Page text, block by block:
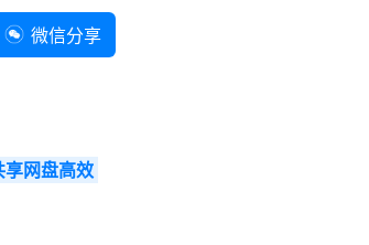
微信分享
网盘高效